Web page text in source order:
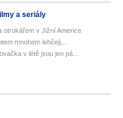
a seriály
otrokářem v Jižní Americe
mnohem lehčeji,...
v létě jsou jen pá...